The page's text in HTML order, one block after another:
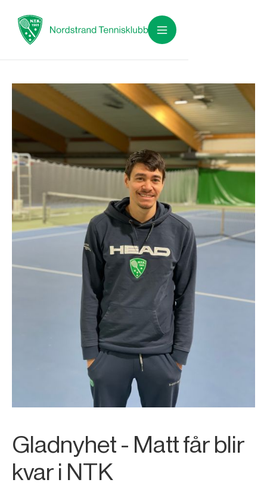
Gladnyhet - Matt får blir
kvar i NTK